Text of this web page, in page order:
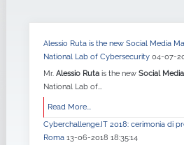
Alessio Ruta is the new Social Media
National Lab of Cybersecurity 04-07-
Mr. Alessio Rutais the new Social
National Lab of...
Read More...
Cyberchallenge.IT 2018: cerimonia di
Roma 13-06-2018 18:35:14